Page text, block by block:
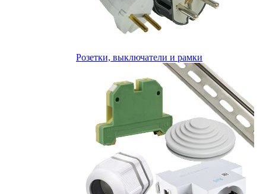
Розетки, выключатели и рамки